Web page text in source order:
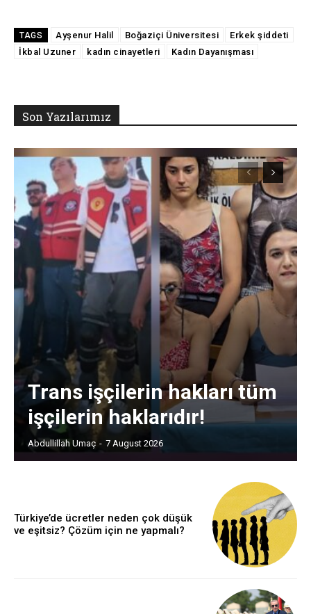
TAGS Ayşenur Halil Boğaziçi Üniversitesi
Erkek şiddeti
İkbal Uzuner
kadın cinayetleri Kadın Dayanışması
Son Yazılarımız
Trans işçilerin hakları tüm
işçilerin haklarıdır!
Abdullillah Umaç - 7 August 2026
Türkiye’de ücretler neden çok düşük
ve eşitsiz? Çözüm için ne yapmalı?